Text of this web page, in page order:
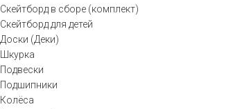
Скейтборд в сборе (комплект)
Скейтборд для детей
Доски (Деки)
Шкурка
Подвески
Подшипники
Колёса